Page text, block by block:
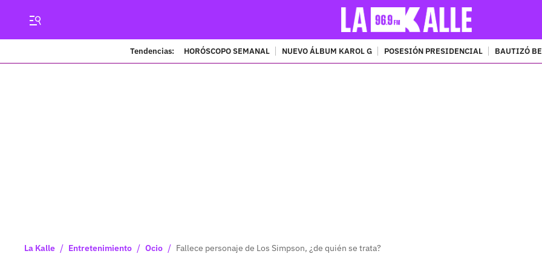
Tendencias: HORÓSCOPO SEMANAL NUEVO ÁLBUM KAROL G POSESIÓN PRESIDENCIAL BAUTIZÓ
La Kalle / Entretenimiento / Ocio / Fallece personaje de Los Simpson, ¿de quién se trata?